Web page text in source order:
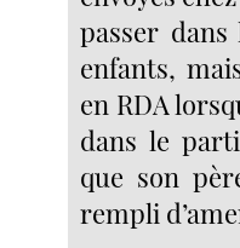
passer
enfants,
en RDA
dans le
que son
rempli